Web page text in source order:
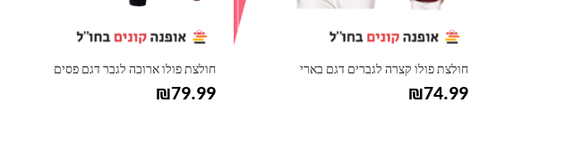
חולצת פולו קצרה לגברים דגם בארי
₪74.99
חולצת פולו ארוכה לגבר דגם פסים
₪79.99